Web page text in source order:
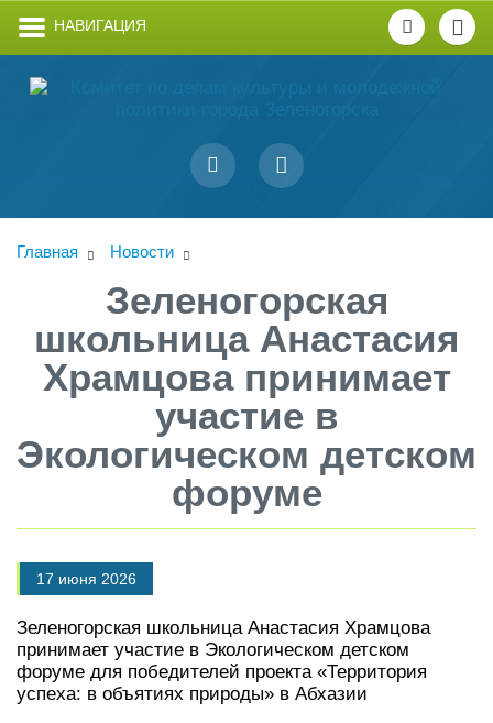
НАВИГАЦИЯ
Главная Новости
Зеленогорская
школьница Анастасия
Храмцова принимает
участие в
Экологическом детском
форуме
17 июня 2026
Зеленогорская школьница Анастасия Храмцова
принимает участие в Экологическом детском
форуме для победителей проекта «Территория
успеха: в объятиях природы» в Абхазии